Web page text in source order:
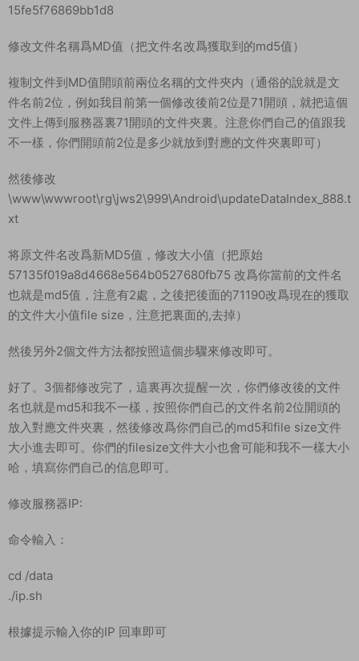
15fe5f76869bb1d8
修改文件名稱爲MD值（把文件名改爲獲取到的md5值）
複制文件到MD值開頭前兩位名稱的文件夾内（通俗的說就是文
件名前2位，例如我目前第一個修改後前2位是71開頭，就把這個
文件上傳到服務器裏71開頭的文件夾裏。注意你們自己的值跟我
不一樣，你們開頭前2位是多少就放到對應的文件夾裏即可）
然後修改
\www\wwwroot\rg\jws2\999\Android\updateDataIndex_888.t
xt
将原文件名改爲新MD5值，修改大小值（把原始
57135f019a8d4668e564b0527680fb75 改爲你當前的文件名
也就是md5值，注意有2處，之後把後面的71190改爲現在的獲取
的文件大小值file size，注意把裏面的,去掉）
然後另外2個文件方法都按照這個步驟來修改即可。
好了。3個都修改完了，這裏再次提醒一次，你們修改後的文件
名也就是md5和我不一樣，按照你們自己的文件名前2位開頭的
放入對應文件夾裏，然後修改爲你們自己的md5和file size文件
大小進去即可。你們的filesize文件大小也會可能和我不一樣大小
哈，填寫你們自己的信息即可。
修改服務器IP:
命令輸入：
cd /data
./ip.sh
根據提示輸入你的IP 回車即可